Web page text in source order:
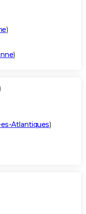
)
)
Atlantiques)